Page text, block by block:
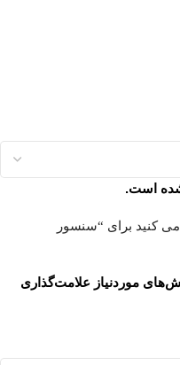
است.
می کنید برای “سنسور
موردنیاز علامت‌گذاری